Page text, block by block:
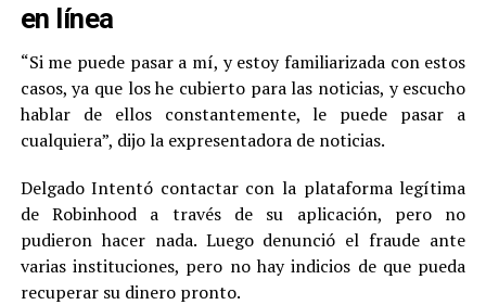
en línea
“Si me puede pasar a mí, y estoy familiarizada con estos
casos, ya que los he cubierto para las noticias, y escucho
hablar de ellos constantemente, le puede pasar a
cualquiera”, dijo la expresentadora de noticias.
Delgado Intentó contactar con la plataforma legítima
de Robinhood a través de su aplicación, pero no
pudieron hacer nada. Luego denunció el fraude ante
varias instituciones, pero no hay indicios de que pueda
recuperar su dinero pronto.